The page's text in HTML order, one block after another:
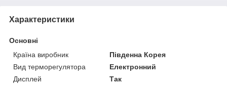
Характеристики
Основні
Країна виробник
Південна Корея
Вид терморегулятора
Електронний
Дисплей
Так